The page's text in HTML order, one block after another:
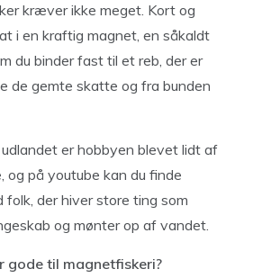
kræver ikke meget. Kort og
i en kraftig magnet, en såkaldt
du binder fast til et reb, der er
de gemte skatte og fra bunden
er hobbyen blevet lidt af
og på youtube kan du finde
folk, der hiver store ting som
og mønter op af vandet.
gode til magnetfiskeri?